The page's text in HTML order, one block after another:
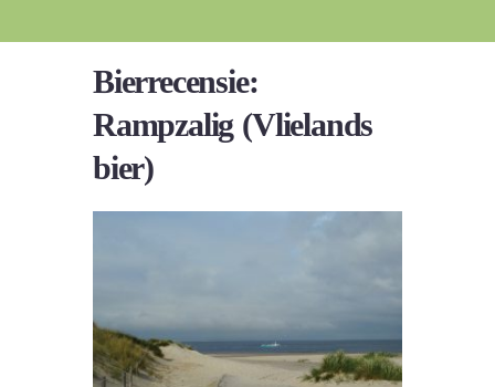
Bierrecensie:
Rampzalig (Vlielands
bier)